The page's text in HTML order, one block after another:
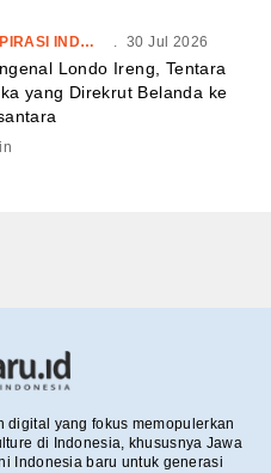
INSPIRASI INDONESIA . 30 Jul 2026
Londo Ireng, Tentara
yang Direkrut Belanda ke
digital yang fokus memopulerkan
di Indonesia, khususnya Jawa
Indonesia baru untuk generasi